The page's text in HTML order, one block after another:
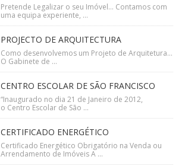
Pretende Legalizar o seu Imóvel… Contamos com
uma equipa experiente, ...
PROJECTO DE ARQUITECTURA
Como desenvolvemos um Projeto de Arquitetura…
O Gabinete de ...
CENTRO ESCOLAR DE SÃO FRANCISCO
“Inaugurado no dia 21 de Janeiro de 2012,
o Centro Escolar de São ...
CERTIFICADO ENERGÉTICO
Certificado Energético Obrigatório na Venda ou
Arrendamento de Imóveis A ...